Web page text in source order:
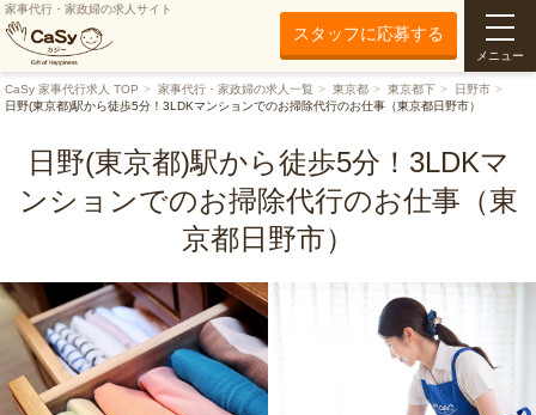
家事代行・家政婦の求人サイト
スタッフに応募する
メニュー
CaSy 家事代行求人 TOP 家事代行・家政婦の求人一覧 東京都 東京都下
日野市
日野(東京都)駅から徒歩5分！3LDKマンションでのお掃除代行のお仕事（東京都日野市）
日野(東京都)駅から徒歩5分！3LDKマ
ンションでのお掃除代行のお仕事（東
京都日野市）